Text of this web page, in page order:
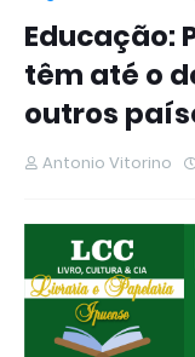
Educação:
têm até o
outros
Antonio Vitorino